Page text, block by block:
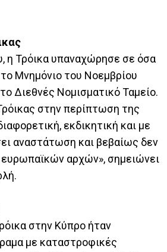
η Τρόικα υπαναχώρησε σε όσα
Μνημόνιο του Νοεμβρίου
Διεθνές Νομισματικό Ταμείο.
στην περίπτωση της
εκδικητική και με
αναστάτωση και βεβαίως δεν
αρχών», σημειώνει
στην Κύπρο ήταν
με καταστροφικές